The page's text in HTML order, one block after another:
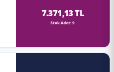
7.371,13 TL
Stok Adet: 9